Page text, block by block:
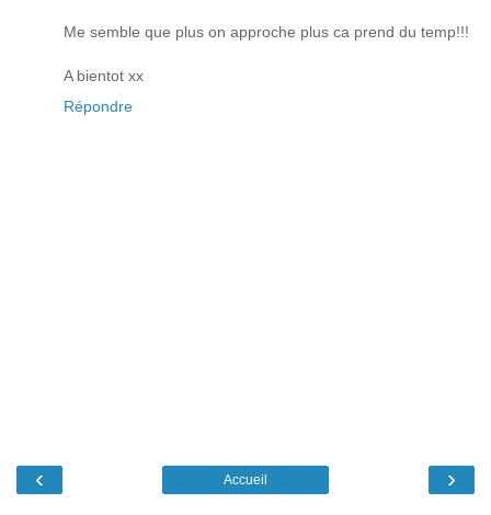
Me semble que plus on approche plus ca prend du temp!!!
A bientot xx
Répondre
‹ ›
Accueil